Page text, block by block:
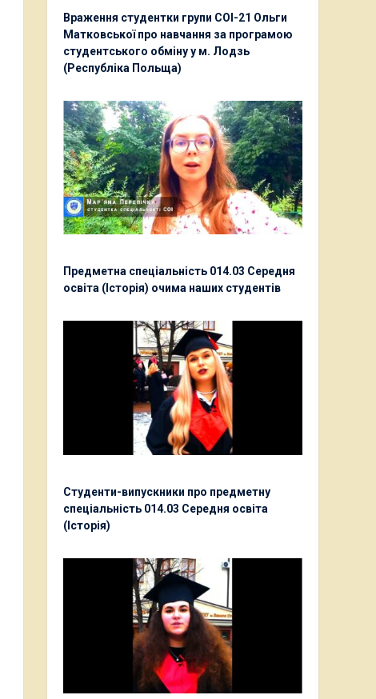
Враження студентки групи СОІ-21 Ольги
Матковської про навчання за програмою
студентського обміну у м. Лодзь
(Республіка Польща)
Предметна спеціальність 014.03 Середня
освіта (Історія) очима наших студентів
Студенти-випускники про предметну
спеціальність 014.03 Середня освіта
(Історія)